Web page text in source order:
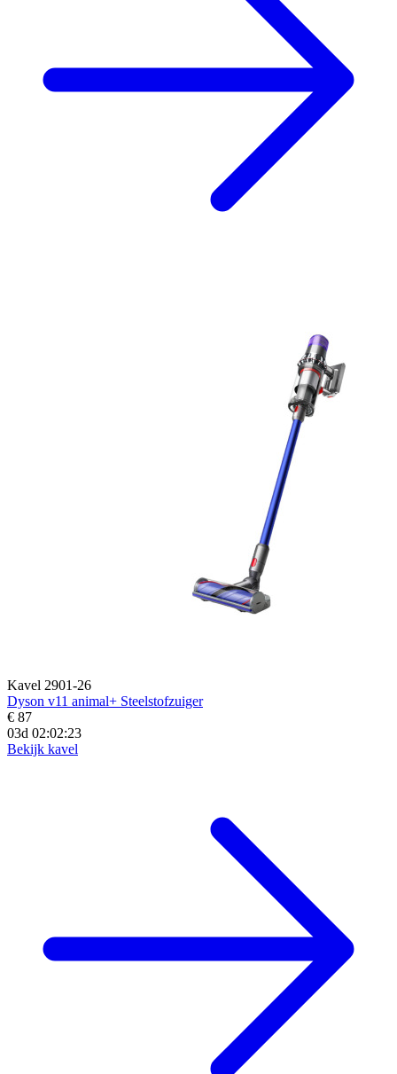
Kavel 2901-26
Dyson v11 animal+ Steelstofzuiger
€ 87
03d 02:02:20
Bekijk kavel